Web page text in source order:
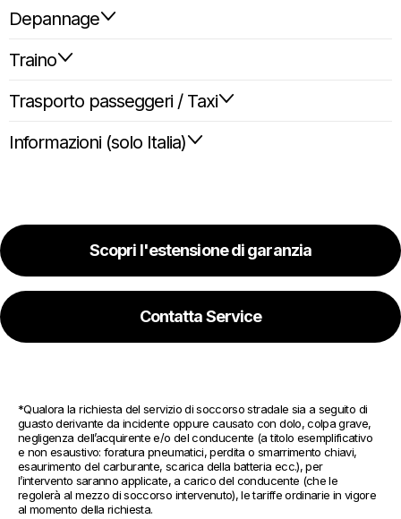
Depannage
Traino
Trasporto passeggeri / Taxi
Informazioni (solo Italia)
Scopri l'estensione di garanzia
Contatta Service
*Qualora la richiesta del servizio di soccorso stradale sia a seguito di
guasto derivante da incidente oppure causato con dolo, colpa grave,
negligenza dell’acquirente e/o del conducente (a titolo esemplificativo
e non esaustivo: foratura pneumatici, perdita o smarrimento chiavi,
esaurimento del carburante, scarica della batteria ecc.), per
l’intervento saranno applicate, a carico del conducente (che le
regolerà al mezzo di soccorso intervenuto), le tariffe ordinarie in vigore
al momento della richiesta.